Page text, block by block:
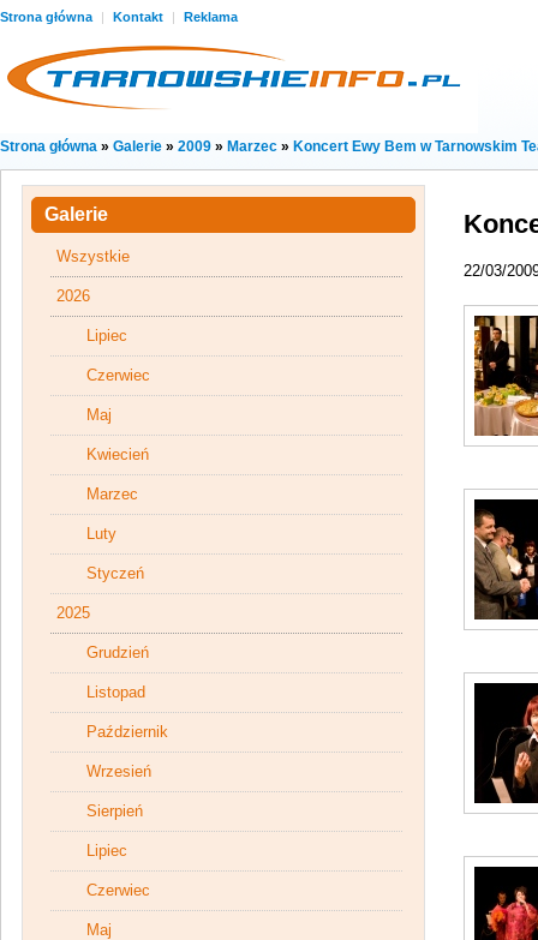
Strona główna | Kontakt | Reklama
Strona główna » Galerie » 2009 » Marzec » Koncert Ewy Bem w Tarnowskim
22/03/
Galerie
Wszystkie
2026
Lipiec
Czerwiec
Maj
Kwiecień
Marzec
Luty
Styczeń
2025
Grudzień
Listopad
Październik
Wrzesień
Sierpień
Lipiec
Czerwiec
Maj